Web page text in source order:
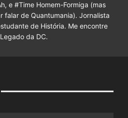
e #Time Homem-Formiga (mas
falar de Quantumania). Jornalista
de História. Me encontre
da DC.